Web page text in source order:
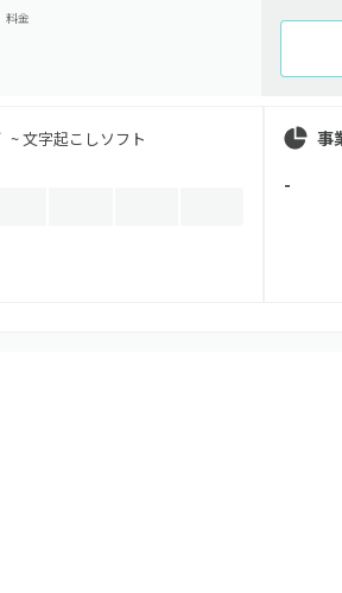
料金
~文字起こしソフト 事
-